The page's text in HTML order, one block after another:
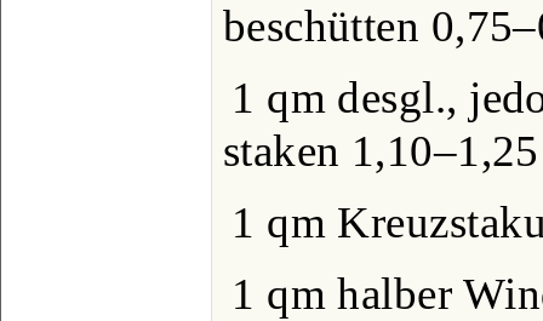
beschütten
1 qm desgl.,
staken 1,10‒1,25
1 qm
1 qm halber